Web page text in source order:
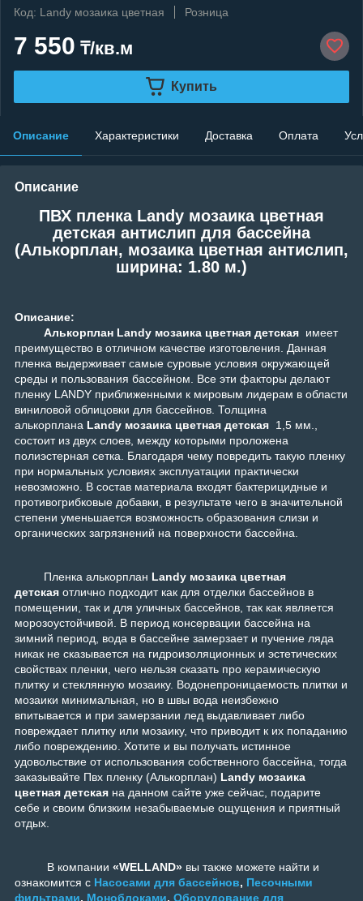
Код: Landy мозаика цветная
Розница
7 550 ₸/кв.м
Купить
Описание Характеристики Доставка Оплата
Описание
ПВХ пленка Landy мозаика цветная
детская антислип для бассейна
(Алькорплан, мозаика цветная антислип,
ширина: 1.80 м.)
Описание:
Алькорплан Landy мозаика цветная детская имеет
преимущество в отличном качестве изготовления. Данная
пленка выдерживает самые суровые условия окружающей
среды и пользования бассейном. Все эти факторы делают
пленку LANDY приближенными к мировым лидерам в области
виниловой облицовки для бассейнов. Толщина
алькорплана Landy мозаика цветная детская 1,5 мм.,
состоит из двух слоев, между которыми проложена
полиэстерная сетка. Благодаря чему повредить такую пленку
при нормальных условиях эксплуатации практически
невозможно. В состав материала входят бактерицидные и
противогрибковые добавки, в результате чего в значительной
степени уменьшается возможность образования слизи и
органических загрязнений на поверхности бассейна.
Пленка алькорплан Landy мозаика цветная
детская отлично подходит как для отделки бассейнов в
помещении, так и для уличных бассейнов, так как является
морозоустойчивой. В период консервации бассейна на
зимний период, вода в бассейне замерзает и пучение ляда
никак не сказывается на гидроизоляционных и эстетических
свойствах пленки, чего нельзя сказать про керамическую
плитку и стеклянную мозаику. Водонепроницаемость плитки и
мозаики минимальная, но в швы вода неизбежно
впитывается и при замерзании лед выдавливает либо
повреждает плитку или мозаику, что приводит к их попаданию
либо повреждению. Хотите и вы получать истинное
удовольствие от использования собственного бассейна, тогда
заказывайте Пвх пленку (Алькорплан) Landy мозаика
цветная детская на данном сайте уже сейчас, подарите
себе и своим близким незабываемые ощущения и приятный
отдых.
В компании «WELLAND» вы также можете найти и
ознакомится с Насосами для бассейнов, Песочными
фильтрами, Моноблоками, Оборудование для